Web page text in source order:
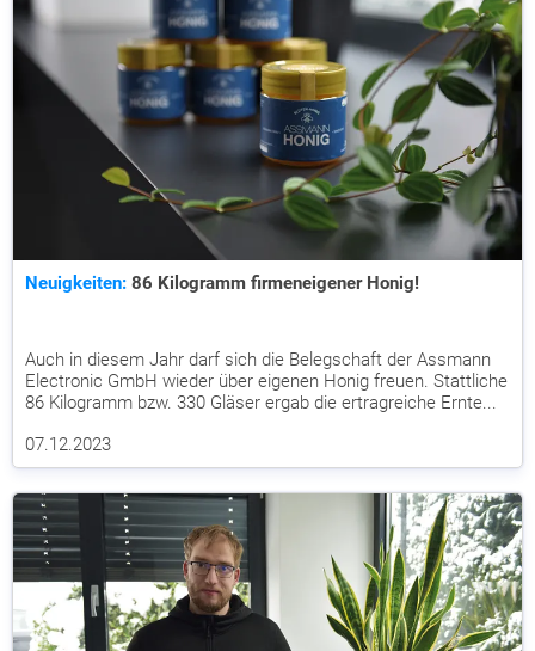
Neuigkeiten: 86 Kilogramm firmeneigener Honig!
Auch in diesem Jahr darf sich die Belegschaft der Assmann
Electronic GmbH wieder über eigenen Honig freuen. Stattliche
86 Kilogramm bzw. 330 Gläser ergab die ertragreiche Ernte...
07.12.2023